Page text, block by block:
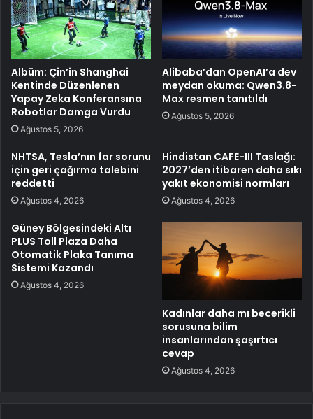
Albüm: Çin’in Shanghai
Kentinde Düzenlenen
Yapay Zeka Konferansına
Robotlar Damga Vurdu
Ağustos 5, 2026
Alibaba’dan OpenAI’a dev
meydan okuma: Qwen3.8-
Max resmen tanıtıldı
Ağustos 5, 2026
NHTSA, Tesla’nın far sorunu
için geri çağırma talebini
reddetti
Ağustos 4, 2026
Hindistan CAFE-III Taslağı:
2027’den itibaren daha sıkı
yakıt ekonomisi normları
Ağustos 4, 2026
Güney Bölgesindeki Altı
PLUS Toll Plaza Daha
Otomatik Plaka Tanıma
Sistemi Kazandı
Ağustos 4, 2026
Kadınlar daha mı becerikli
sorusuna bilim
insanlarından şaşırtıcı
cevap
Ağustos 4, 2026